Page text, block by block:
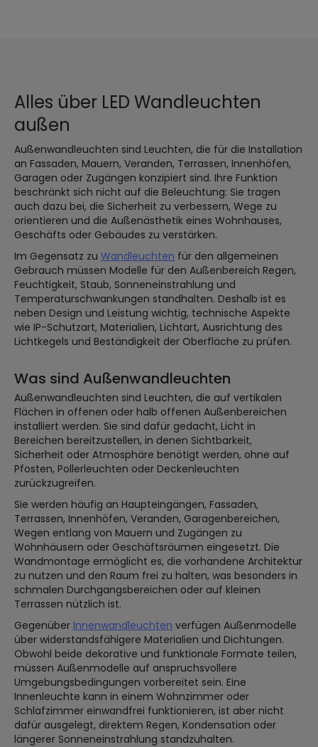
Alles über LED Wandleuchten
außen
Außenwandleuchten sind Leuchten, die für die Installation
an Fassaden, Mauern, Veranden, Terrassen, Innenhöfen,
Garagen oder Zugängen konzipiert sind. Ihre Funktion
beschränkt sich nicht auf die Beleuchtung: Sie tragen
auch dazu bei, die Sicherheit zu verbessern, Wege zu
orientieren und die Außenästhetik eines Wohnhauses,
Geschäfts oder Gebäudes zu verstärken.
Im Gegensatz zu Wandleuchten für den allgemeinen
Gebrauch müssen Modelle für den Außenbereich Regen,
Feuchtigkeit, Staub, Sonneneinstrahlung und
Temperaturschwankungen standhalten. Deshalb ist es
neben Design und Leistung wichtig, technische Aspekte
wie IP-Schutzart, Materialien, Lichtart, Ausrichtung des
Lichtkegels und Beständigkeit der Oberfläche zu prüfen.
Was sind Außenwandleuchten
Außenwandleuchten sind Leuchten, die auf vertikalen
Flächen in offenen oder halb offenen Außenbereichen
installiert werden. Sie sind dafür gedacht, Licht in
Bereichen bereitzustellen, in denen Sichtbarkeit,
Sicherheit oder Atmosphäre benötigt werden, ohne auf
Pfosten, Pollerleuchten oder Deckenleuchten
zurückzugreifen.
Sie werden häufig an Haupteingängen, Fassaden,
Terrassen, Innenhöfen, Veranden, Garagenbereichen,
Wegen entlang von Mauern und Zugängen zu
Wohnhäusern oder Geschäftsräumen eingesetzt. Die
Wandmontage ermöglicht es, die vorhandene Architektur
zu nutzen und den Raum frei zu halten, was besonders in
schmalen Durchgangsbereichen oder auf kleinen
Terrassen nützlich ist.
Gegenüber Innenwandleuchten verfügen Außenmodelle
über widerstandsfähigere Materialien und Dichtungen.
Obwohl beide dekorative und funktionale Formate teilen,
müssen Außenmodelle auf anspruchsvollere
Umgebungsbedingungen vorbereitet sein. Eine
Innenleuchte kann in einem Wohnzimmer oder
Schlafzimmer einwandfrei funktionieren, ist aber nicht
dafür ausgelegt, direktem Regen, Kondensation oder
längerer Sonneneinstrahlung standzuhalten.